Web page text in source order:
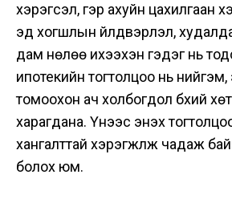
хэрэгсэл, гэр ахуйн цахилгаан
эд хогшлын үйлдвэрлэл,
дам нөлөө ихээхэн гэдэг нь
ипотекийн тогтолцоо нь
томоохон ач холбогдол бүхий
харагдана. Үүнээс энэхүү
хангалттай хэрэгжүүлж чадаж
болох юм.